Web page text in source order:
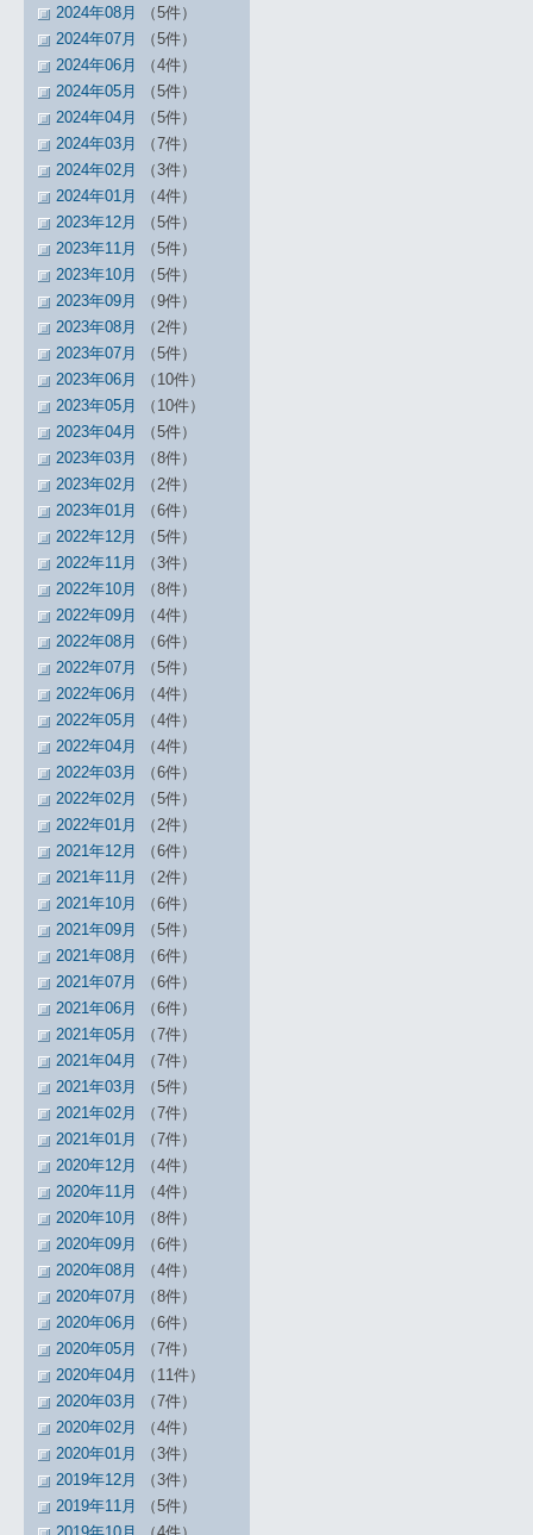
2024年08月
（5件）
2024年07月
（5件）
2024年06月
（4件）
2024年05月
（5件）
2024年04月
（5件）
2024年03月
（7件）
2024年02月
（3件）
2024年01月
（4件）
2023年12月
（5件）
2023年11月
（5件）
2023年10月
（5件）
2023年09月
（9件）
2023年08月
（2件）
2023年07月
（5件）
2023年06月
（10件）
2023年05月
（10件）
2023年04月
（5件）
2023年03月
（8件）
2023年02月
（2件）
2023年01月
（6件）
2022年12月
（5件）
2022年11月
（3件）
2022年10月
（8件）
2022年09月
（4件）
2022年08月
（6件）
2022年07月
（5件）
2022年06月
（4件）
2022年05月
（4件）
2022年04月
（4件）
2022年03月
（6件）
2022年02月
（5件）
2022年01月
（2件）
2021年12月
（6件）
2021年11月
（2件）
2021年10月
（6件）
2021年09月
（5件）
2021年08月
（6件）
2021年07月
（6件）
2021年06月
（6件）
2021年05月
（7件）
2021年04月
（7件）
2021年03月
（5件）
2021年02月
（7件）
2021年01月
（7件）
2020年12月
（4件）
2020年11月
（4件）
2020年10月
（8件）
2020年09月
（6件）
2020年08月
（4件）
2020年07月
（8件）
2020年06月
（6件）
2020年05月
（7件）
2020年04月
（11件）
2020年03月
（7件）
2020年02月
（4件）
2020年01月
（3件）
2019年12月
（3件）
2019年11月
（5件）